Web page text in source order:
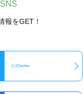
報をGET！
公式twitter